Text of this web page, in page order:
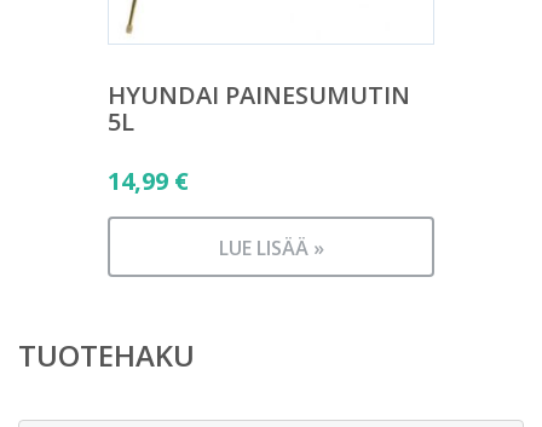
HYUNDAI PAINESUMUTIN
5L
14,99 €
LUE LISÄÄ »
TUOTEHAKU